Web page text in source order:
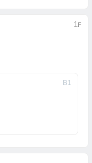
1 F
B1